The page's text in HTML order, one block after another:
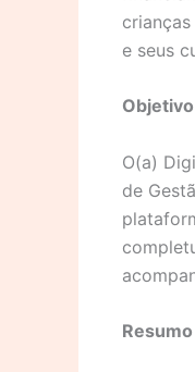
e seus
O(a)
de